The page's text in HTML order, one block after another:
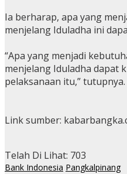
Ia berharap, apa yang
menjelang Iduladha ini
“Apa yang menjadi
menjelang Iduladha dapat
pelaksanaan itu,” tutupnya.
Link sumber:
Telah Di Lihat: 703
Bank Indonesia Pangkalpinang